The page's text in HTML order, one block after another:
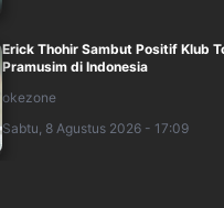
Erick Thohir Sambut Positif Klub
Pramusim di Indonesia
okezone
Sabtu, 8 Agustus 2026 - 17:09